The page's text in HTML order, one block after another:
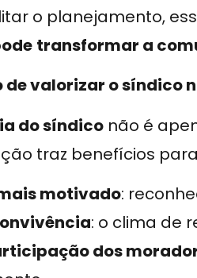
o planejamento,
transformar a
de valorizar o síndico
do síndico não é
traz benefícios
motivado:
: o clima de
dos